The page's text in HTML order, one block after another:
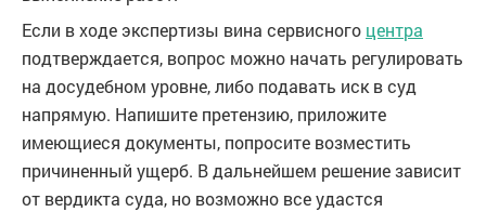
Если в ходе экспертизы вина сервисного центра
подтверждается, вопрос можно начать регулировать
на досудебном уровне, либо подавать иск в суд
напрямую. Напишите претензию, приложите
имеющиеся документы, попросите возместить
причиненный ущерб. В дальнейшем решение зависит
от вердикта суда, но возможно все удастся